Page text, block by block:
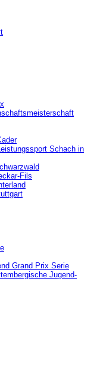
Schach in
Fils
Grand Prix Serie
Jugend-